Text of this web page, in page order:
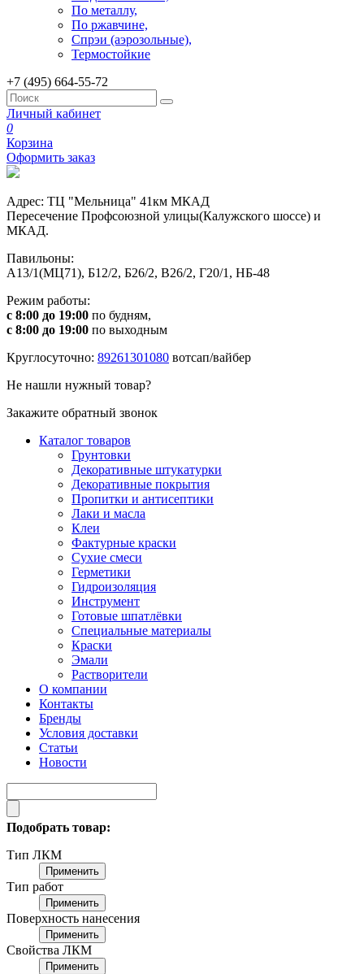
По металлу,
По ржавчине,
Спрэи (аэрозольные),
Термостойкие
+7 (495) 664-55-72
Личный кабинет
0
Корзина
Оформить заказ
Адрес: ТЦ "Мельница" 41км МКАД
Пересечение Профсоюзной улицы(Калужского шоссе) и
МКАД.
Павильоны:
А13/1(МЦ71), Б12/2, Б26/2, В26/2, Г20/1, НБ-48
Режим работы:
с 8:00 до 19:00 по будням,
с 8:00 до 19:00 по выходным
Круглосуточно: 89261301080 вотсап/вайбер
Не нашли нужный товар?
Закажите обратный звонок
Каталог товаров
Грунтовки
Декоративные штукатурки
Декоративные покрытия
Пропитки и антисептики
Лаки и масла
Клеи
Фактурные краски
Сухие смеси
Герметики
Гидроизоляция
Инструмент
Готовые шпатлёвки
Специальные материалы
Краски
Эмали
Растворители
О компании
Контакты
Бренды
Условия доставки
Статьи
Новости
Подобрать товар:
Тип ЛКМ
Применить
Тип работ
Применить
Поверхность нанесения
Применить
Свойства ЛКМ
Применить